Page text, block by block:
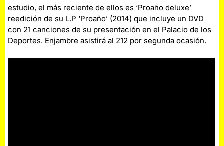
estudio, el más reciente de ellos es ‘Proaño deluxe’
reedición de su L.P ‘Proaño’ (2014) que incluye un DVD
con 21 canciones de su presentación en el Palacio de los
Deportes. Enjambre asistirá al 212 por segunda ocasión.